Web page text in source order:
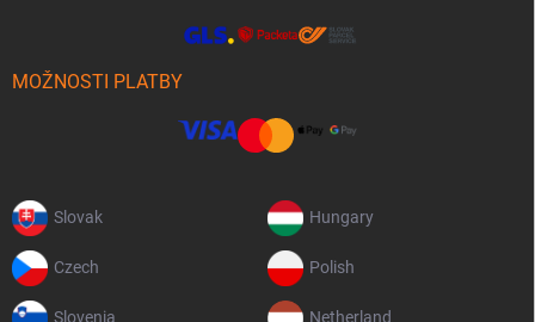
MOŽNOSTI PLATBY
Slovak Hungary
Czech Polish
Slovenia Netherland